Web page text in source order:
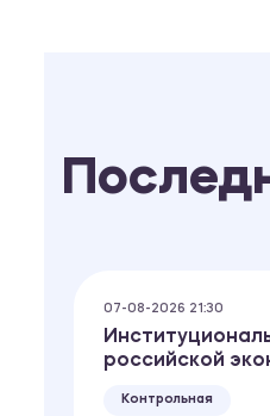
07-08-2026 21:30
российской
Контрольная